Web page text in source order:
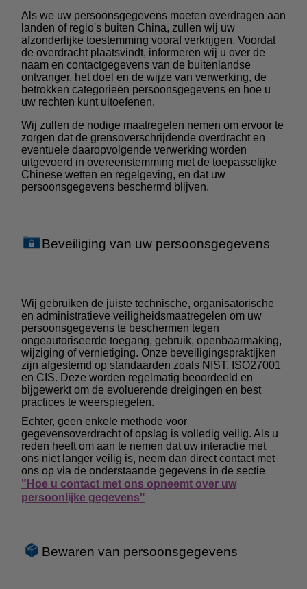
Als we uw persoonsgegevens moeten overdragen aan
landen of regio's buiten China, zullen wij uw
afzonderlijke toestemming vooraf verkrijgen. Voordat
de overdracht plaatsvindt, informeren wij u over de
naam en contactgegevens van de buitenlandse
ontvanger, het doel en de wijze van verwerking, de
betrokken categorieën persoonsgegevens en hoe u
uw rechten kunt uitoefenen.
Wij zullen de nodige maatregelen nemen om ervoor te
zorgen dat de grensoverschrijdende overdracht en
eventuele daaropvolgende verwerking worden
uitgevoerd in overeenstemming met de toepasselijke
Chinese wetten en regelgeving, en dat uw
persoonsgegevens beschermd blijven.
Beveiliging van uw persoonsgegevens
Wij gebruiken de juiste technische, organisatorische
en administratieve veiligheidsmaatregelen om uw
persoonsgegevens te beschermen tegen
ongeautoriseerde toegang, gebruik, openbaarmaking,
wijziging of vernietiging. Onze beveiligingspraktijken
zijn afgestemd op standaarden zoals NIST, ISO27001
en CIS. Deze worden regelmatig beoordeeld en
bijgewerkt om de evoluerende dreigingen en best
practices te weerspiegelen.
Echter, geen enkele methode voor
gegevensoverdracht of opslag is volledig veilig. Als u
reden heeft om aan te nemen dat uw interactie met
ons niet langer veilig is, neem dan direct contact met
ons op via de onderstaande gegevens in de sectie
"Hoe u contact met ons opneemt over uw
persoonlijke gegevens"
Bewaren van persoonsgegevens